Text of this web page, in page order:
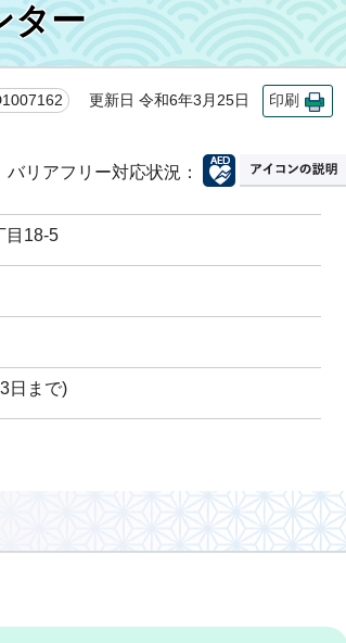
ター
更新日 令和6年3月25日 印刷
バリアフリー対応状況：
目18-5
日まで)